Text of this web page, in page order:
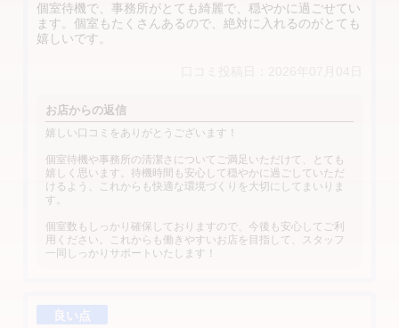
個室待機で、事務所がとても綺麗で、穏やかに過ごせてい
ます。個室もたくさんあるので、絶対に入れるのがとても
嬉しいです。
お店からの返信
嬉しい口コミをありがとうございます！
個室待機や事務所の清潔さについてご満足いただけて、とても
嬉しく思います。待機時間も安心して穏やかに過ごしていただ
けるよう、これからも快適な環境づくりを大切にしてまいりま
す。
個室数もしっかり確保しておりますので、今後も安心してご利
用ください。これからも働きやすいお店を目指して、スタッフ
一同しっかりサポートいたします！
良い点